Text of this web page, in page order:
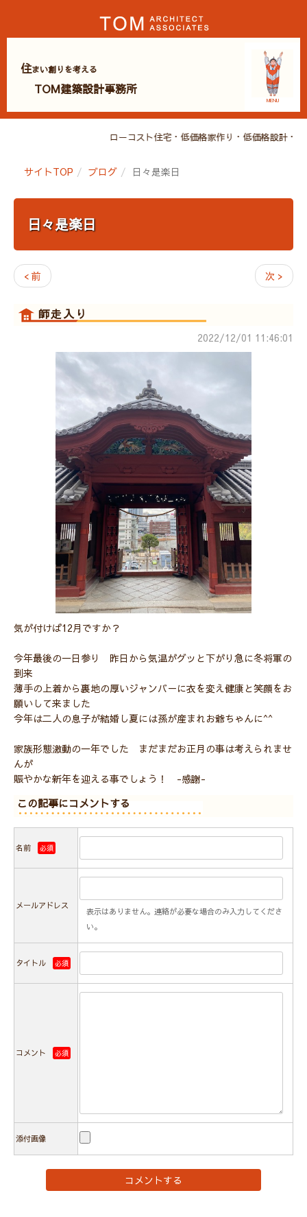
MENU
住まい創りを考える
TOM建築設計事務所
ローコスト住宅・低価格家作り・低価格設
サイトTOP ブログ 日々是楽日
日々是楽日
< 前 次 >
師走入り
2022/12/01 11:46:01
気が付けば12月ですか？
今年最後の一日参り 昨日から気温がグッと下がり急に冬将軍の
到来
薄手の上着から裏地の厚いジャンバ－に衣を変え健康と笑顔をお
願いして来ました
今年は二人の息子が結婚し夏には孫が産まれお爺ちゃんに^^
家族形態激動の一年でした まだまだお正月の事は考えられませ
んが
賑やかな新年を迎える事でしょう！ -感謝-
この記事にコメントする
名前 必須
メールアドレス
表示はありません。連絡が必要な場合のみ入力してくださ
い。
タイトル 必須
コメント 必須
添付画像